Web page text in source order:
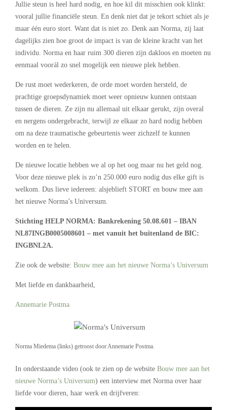
Jullie steun is heel hard nodig, en hoe kil dit misschien ook klinkt:
vooral jullie financiële steun. En denk niet dat je tekort schiet als je
maar één euro stort. Want dat is niet zo. Denk aan Norma, zij laat
dagelijks zien hoe groot de impact is van de kleine kracht van het
individu. Norma en haar ruim 300 dieren zijn dakloos en moeten nu
eenmaal voorál zo snel mogelijk een nieuwe plek hebben.
De rust moet wederkeren, de orde moet worden hersteld, de
prachtige groepsdynamiek moet weer opnieuw kunnen ontstaan
tussen de dieren. Ze zijn nu allemaal uit elkaar gerukt, zijn overal
en nergens ondergebracht, terwijl ze elkaar zo hard nodig hebben
om na deze traumatische gebeurtenis weer zichzelf te kunnen
worden en te helen.
De nieuwe locatie hebben we al op het oog maar nu het geld nog.
Voor deze nieuwe plek is zo’n 250.000 euro nodig dus elke gift is
welkom. Dus lieve iedereen: alsjeblieft STORT en bouw mee aan
het nieuwe Norma’s Universum.
Stichting HELP NORMA: Bankrekening 50.08.601 – IBAN
NL87INGB0005008601 – met vanuit het buitenland de BIC:
INGBNL2A.
‪Zie ook de website: Bouw mee aan het nieuwe Norma’s Universum
Met liefde en dankbaarheid,
Annemarie Postma
Norma Miedema (links) getroost door Annemarie Postma.
In onderstaande video (ook te zien op de website Bouw mee aan het
nieuwe Norma’s Universum) een interview met Norma over haar
liefde voor dieren, haar werk en drijfveren: